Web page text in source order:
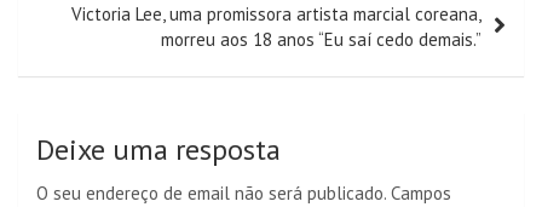
Victoria Lee, uma promissora artista marcial coreana,
morreu aos 18 anos “Eu saí cedo demais.”
Deixe uma resposta
O seu endereço de email não será publicado. Campos